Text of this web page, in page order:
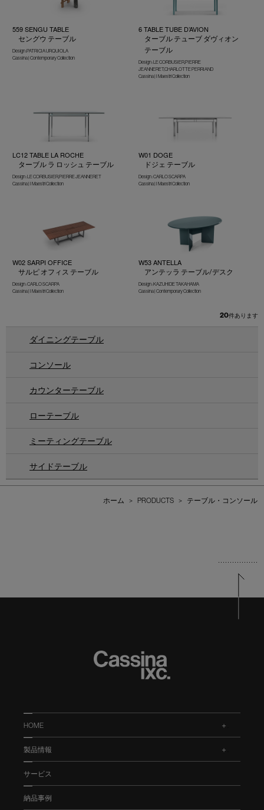
559 SENGU TABLE
セングウ テーブル
Design :PATRICIA URQUIOLA
Cassina | Contemporary Collection
6 TABLE TUBE D’AVION
ターブル テューブ ダヴィオン
テーブル
Design : LE CORBUSIER,PIERRE
JEANNERET,CHARLOTTE PERRIAND
Cassina | I Maestri Collection
LC12 TABLE LA ROCHE
ターブル ラ ロッシュ テーブル
Design : LE CORBUSIER,PIERRE JEANNERET
Cassina | I Maestri Collection
W01 DOGE
ドジェ テーブル
Design : CARLO SCARPA
Cassina | I Maestri Collection
W02 SARPI OFFICE
サルピ オフィス テーブル
Design : CARLO SCARPA
Cassina | I Maestri Collection
W53 ANTELLA
アンテッラ テーブル/デスク
Design : KAZUHIDE TAKAHAMA
Cassina | Contemporary Collection
20件あります
ダイニングテーブル
コンソール
カウンターテーブル
ローテーブル
ミーティングテーブル
サイドテーブル
ホーム > PRODUCTS > テーブル・コンソール
HOME
製品情報
サービス
納品事例